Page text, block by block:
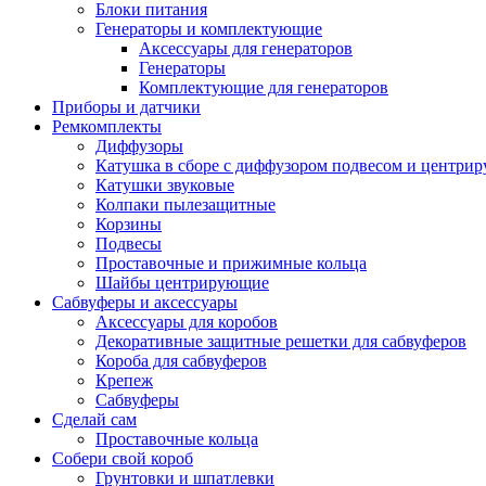
Блоки питания
Генераторы и комплектующие
Аксессуары для генераторов
Генераторы
Комплектующие для генераторов
Приборы и датчики
Ремкомплекты
Диффузоры
Катушка в сборе с диффузором подвесом и
Катушки звуковые
Колпаки пылезащитные
Корзины
Подвесы
Проставочные и прижимные кольца
Шайбы центрирующие
Сабвуферы и аксессуары
Аксессуары для коробов
Декоративные защитные решетки для сабвуферов
Короба для сабвуферов
Крепеж
Сабвуферы
Сделай сам
Проставочные кольца
Собери свой короб
Грунтовки и шпатлевки